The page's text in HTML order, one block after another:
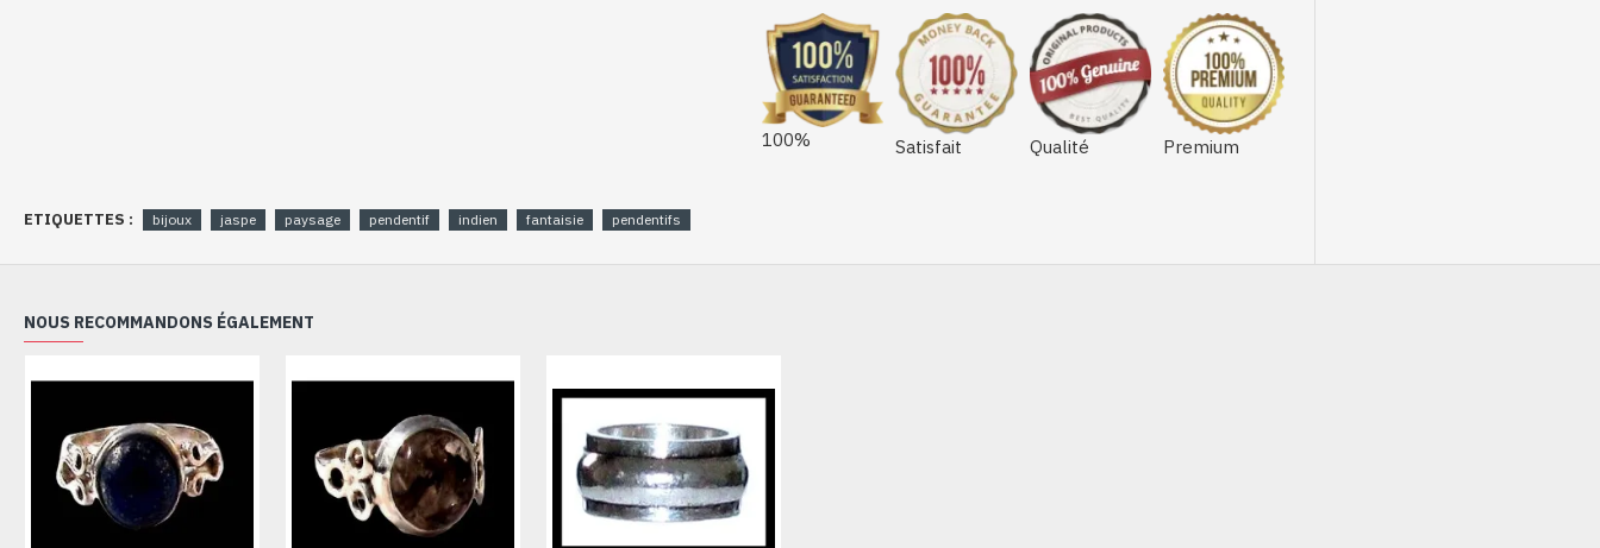
100% Satisfait Qualité Premium
ETIQUETTES : bijoux jaspe paysage pendentif indien fantaisie pendentifs
NOUS RECOMMANDONS ÉGALEMENT